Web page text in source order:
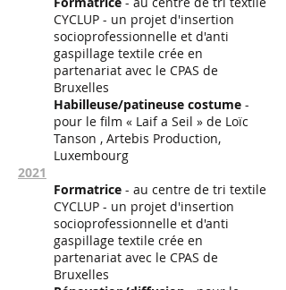
CYCLUP - un projet d'insertion
socioprofessionnelle et d'anti
gaspillage textile crée en
partenariat avec le CPAS de
Bruxelles
Habilleuse/patineuse costume -
pour le film « Laif a Seil » de Loïc
Tanson , Artebis Production,
Luxembourg
2021
Formatrice - au centre de tri textile
CYCLUP - un projet d'insertion
socioprofessionnelle et d'anti
gaspillage textile crée en
partenariat avec le CPAS de
Bruxelles